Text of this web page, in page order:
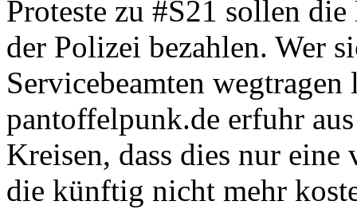
Proteste zu #S21 sollen
der Polizei bezahlen. Wer
Servicebeamten wegtragen
pantoffelpunk.de erfuhr
Kreisen, dass dies nur
die künftig nicht mehr